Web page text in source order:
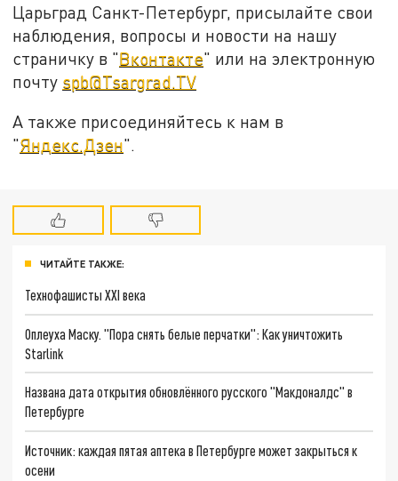
Царьград Санкт-Петербург, присылайте свои
наблюдения, вопросы и новости на нашу
страничку в "Вконтакте" или на электронную
почту spb@Tsargrad.TV
А также присоединяйтесь к нам в
"Яндекс.Дзен".
ЧИТАЙТЕ ТАКЖЕ:
Технофашисты XXI века
Оплеуха Маску. "Пора снять белые перчатки": Как уничтожить
Starlink
Названа дата открытия обновлённого русского "Макдоналдс" в
Петербурге
Источник: каждая пятая аптека в Петербурге может закрыться к
осени